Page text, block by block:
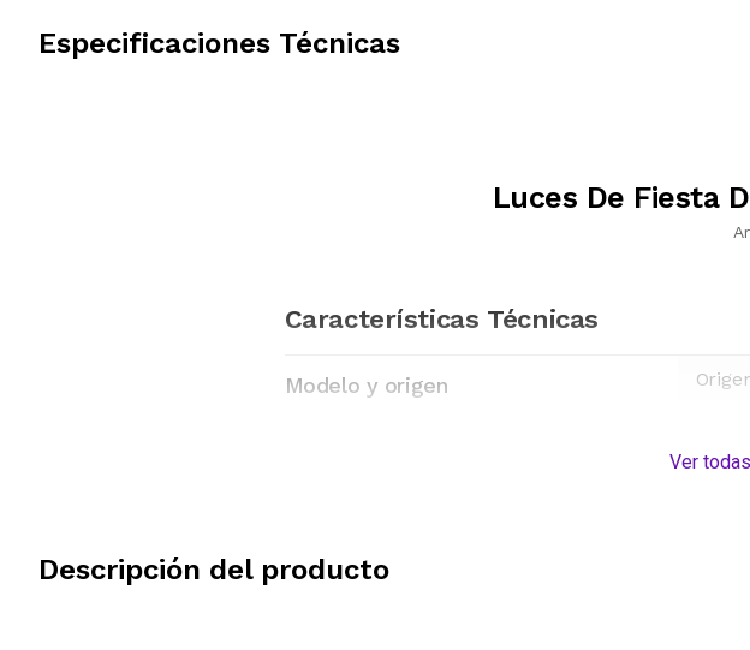
Especificaciones Técnicas
Luces De Fiesta
Características Técnicas
Modelo y origen
Ver
Descripción del producto